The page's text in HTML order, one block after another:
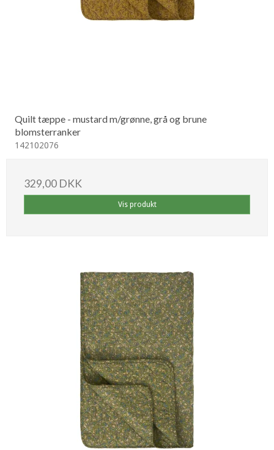
Quilt tæppe - mustard m/grønne, grå og brune
blomsterranker
142102076
329,00 DKK
Vis produkt